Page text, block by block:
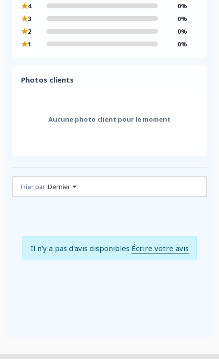
★4 0%
★3 0%
★2 0%
★1 0%
Photos clients
Aucune photo client pour le moment
Avis (0)
Trier par :Dernier
Il n'y a pas d'avis disponibles Écrire votre avis